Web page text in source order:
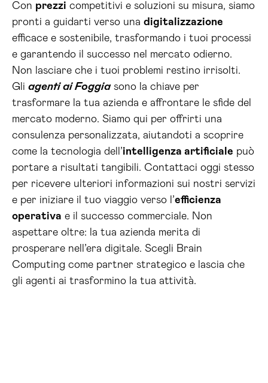
Con prezzi competitivi e soluzioni su misura, siamo
pronti a guidarti verso una digitalizzazione
efficace e sostenibile, trasformando i tuoi processi
e garantendo il successo nel mercato odierno.
Non lasciare che i tuoi problemi restino irrisolti.
Gli agenti ai Foggiasono la chiave per
trasformare la tua azienda e affrontare le sfide del
mercato moderno. Siamo qui per offrirti una
consulenza personalizzata, aiutandoti a scoprire
come la tecnologia dell’intelligenza artificiale può
portare a risultati tangibili. Contattaci oggi stesso
per ricevere ulteriori informazioni sui nostri servizi
e per iniziare il tuo viaggio verso l’efficienza
operativa e il successo commerciale. Non
aspettare oltre: la tua azienda merita di
prosperare nell’era digitale. Scegli Brain
Computing come partner strategico e lascia che
gli agenti ai trasformino la tua attività.